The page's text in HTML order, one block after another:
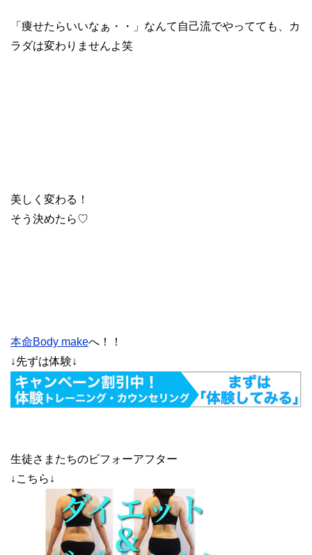
「痩せたらいいなぁ・・」なんて自己流でやってても、カ
ラダは変わりませんよ笑
美しく変わる！
そう決めたら♡
本命Body makeへ！！
↓先ずは体験↓
生徒さまたちのビフォーアフター
↓こちら↓